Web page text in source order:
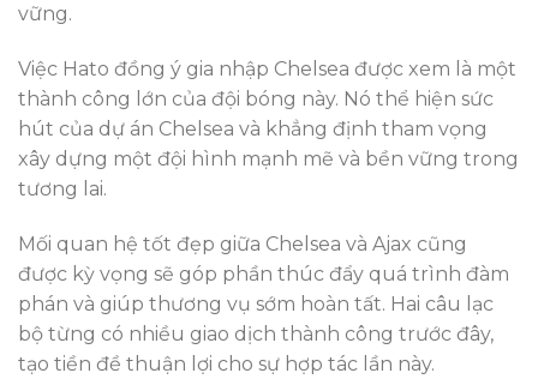
vững.
Việc Hato đồng ý gia nhập Chelsea được xem là một
thành công lớn của đội bóng này. Nó thể hiện sức
hút của dự án Chelsea và khẳng định tham vọng
xây dựng một đội hình mạnh mẽ và bền vững trong
tương lai.
Mối quan hệ tốt đẹp giữa Chelsea và Ajax cũng
được kỳ vọng sẽ góp phần thúc đẩy quá trình đàm
phán và giúp thương vụ sớm hoàn tất. Hai câu lạc
bộ từng có nhiều giao dịch thành công trước đây,
tạo tiền đề thuận lợi cho sự hợp tác lần này.